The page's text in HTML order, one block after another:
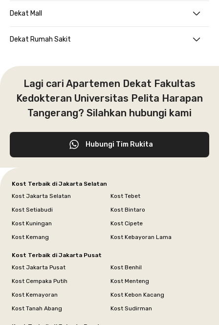
Dekat Mall
Dekat Rumah Sakit
Lagi cari Apartemen Dekat Fakultas
Kedokteran Universitas Pelita Harapan
Tangerang? Silahkan hubungi kami
Hubungi Tim Rukita
Kost Terbaik di Jakarta Selatan
Kost Jakarta Selatan
Kost Tebet
Kost Setiabudi
Kost Bintaro
Kost Kuningan
Kost Cipete
Kost Kemang
Kost Kebayoran Lama
Kost Terbaik di Jakarta Pusat
Kost Jakarta Pusat
Kost Benhil
Kost Cempaka Putih
Kost Menteng
Kost Kemayoran
Kost Kebon Kacang
Kost Tanah Abang
Kost Sudirman